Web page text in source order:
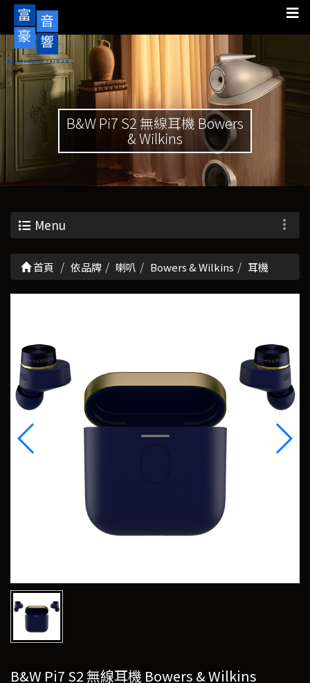
B&W Pi7 S2 無線耳機 Bowers
& Wilkins
Menu
首頁 依品牌 喇叭 Bowers & Wilkins 耳機
B&W Pi7 S2 無線耳機 Bowers & Wilkins